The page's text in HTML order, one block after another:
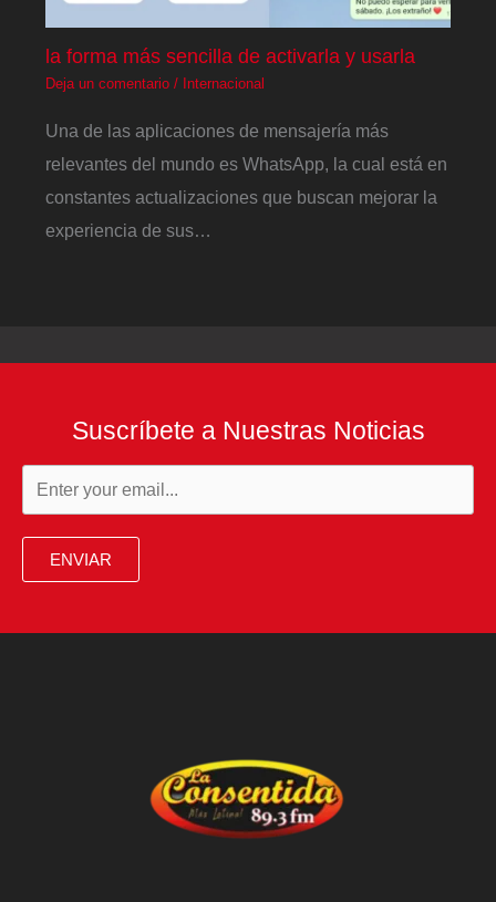
la forma más sencilla de activarla y usarla
Deja un comentario / Internacional
Una de las aplicaciones de mensajería más
relevantes del mundo es WhatsApp, la cual está en
constantes actualizaciones que buscan mejorar la
experiencia de sus…
Suscríbete a Nuestras Noticias
ENVIAR